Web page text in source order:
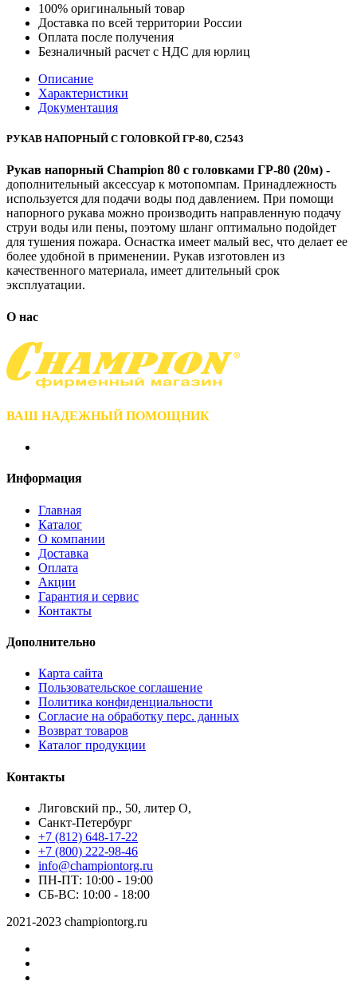
100% оригинальный товар
Доставка по всей территории России
Оплата после получения
Безналичный расчет с НДС для юрлиц
Описание
Характеристики
Документация
РУКАВ НАПОРНЫЙ С ГОЛОВКОЙ ГР-80, С2543
Рукав напорный Champion 80 с головками ГР-80 (20м) -
дополнительный аксессуар к мотопомпам. Принадлежность
используется для подачи воды под давлением. При помощи
напорного рукава можно производить направленную подачу
струи воды или пены, поэтому шланг оптимально подойдет
для тушения пожара. Оснастка имеет малый вес, что делает ее
более удобной в применении. Рукав изготовлен из
качественного материала, имеет длительный срок
эксплуатации.
О нас
ВАШ НАДЕЖНЫЙ ПОМОЩНИК
Информация
Главная
Каталог
О компании
Доставка
Оплата
Акции
Гарантия и сервис
Контакты
Дополнительно
Карта сайта
Пользовательское соглашение
Политика конфиденциальности
Согласие на обработку перс. данных
Возврат товаров
Каталог продукции
Контакты
Лиговский пр., 50, литер О,
Санкт-Петербург
+7 (812) 648-17-22
+7 (800) 222-98-46
info@championtorg.ru
ПН-ПТ: 10:00 - 19:00
СБ-ВС: 10:00 - 18:00
2021-2023 championtorg.ru